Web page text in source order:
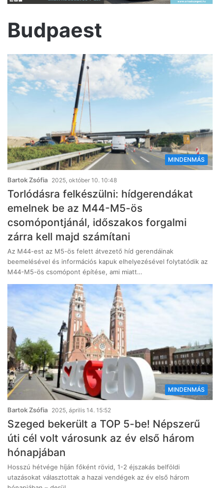
Budpaest
MINDENMÁS
Bartok Zsófia 2025, október 10. 10:48
Torlódásra felkészülni: hídgerendákat
emelnek be az M44-M5-ös
csomópontjánál, időszakos forgalmi
zárra kell majd számítani
Az M44-est az M5-ös felett átvezető híd gerendáinak
beemelésével és információs kapuk elhelyezésével folytatódik az
M44-M5-ös csomópont építése, ami miatt…
MINDENMÁS
Bartok Zsófia 2025, április 14. 15:52
Szeged bekerült a TOP 5-be! Népszerű
úti cél volt városunk az év első három
hónapjában
Hosszú hétvége híján főként rövid, 1-2 éjszakás belföldi
utazásokat választottak a hazai vendégek az év első három